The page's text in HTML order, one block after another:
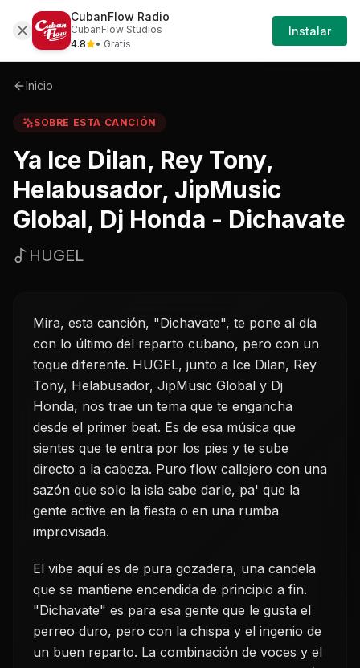
Sobre Ya-ice-dilan-rey-tony-helabusador-
Iniciar
Sesión
Inicio
SOBRE ESTA CANCIÓN
Ya Ice Dilan, Rey Tony,
Helabusador, JipMusic
Global, Dj Honda - Dichavate
HUGEL
Mira, esta canción, "Dichavate", te pone al día
con lo último del reparto cubano, pero con un
toque diferente. HUGEL, junto a Ice Dilan, Rey
Tony, Helabusador, JipMusic Global y Dj
Honda, nos trae un tema que te engancha
desde el primer beat. Es de esa música que
sientes que te entra por los pies y te sube
directo a la cabeza. Puro flow callejero con una
sazón que solo la isla sabe darle, pa' que la
gente active en la fiesta o en una rumba
improvisada.
El vibe aquí es de pura gozadera, una candela
que se mantiene encendida de principio a fin.
"Dichavate" es para esa gente que le gusta el
perreo duro, pero con la chispa y el ingenio de
un buen reparto. La combinación de voces y el
CubanFlow Radio
CubanFlow Studios
4.8
• Gratis
Instalar